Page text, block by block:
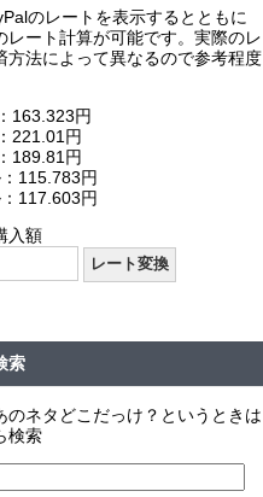
のレートを表示するとともに
レート計算が可能です。実際のレ
方法によって異なるので参考程度
163.323円
221.01円
189.81円
115.783円
117.603円
入額
索
のネタどこだっけ？というときは
検索